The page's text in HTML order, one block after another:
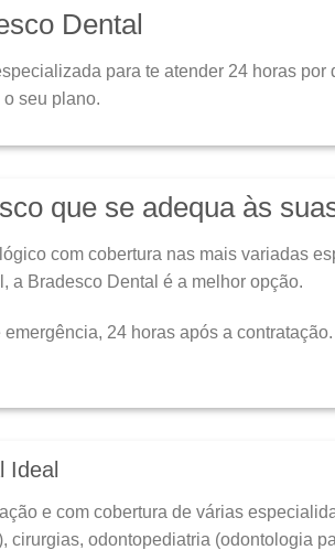
Dental
para te atender 24 horas
seu plano.
que se adequa às
com cobertura nas mais variadas
a Bradesco Dental é a melhor opção.
24 horas após a
Ideal
e com cobertura de várias
cirurgias, odontopediatria (odontologia